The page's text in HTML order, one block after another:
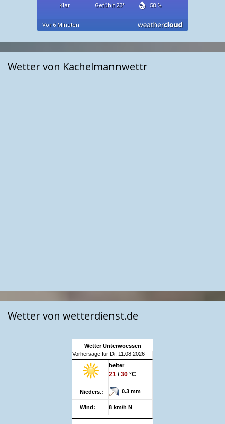
Wetter von Kachelmannwettr
Wetter von wetterdienst.de
Wetter Unterwoessen
Vorhersage für Di, 11.08.2026
heiter
21 /30 °C
Nieders.: 0.3 mm
Wind: 8 km/h N